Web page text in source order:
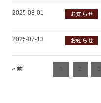
2025-08-01 お知らせ
2025-07-13 お知らせ
« 前 1 2 3